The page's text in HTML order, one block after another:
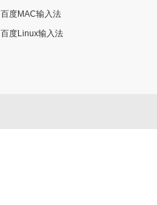
百度MAC输入法
百度Linux输入法